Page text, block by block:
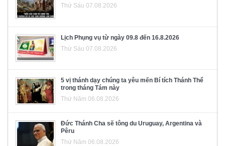
Thứ Sáu 07.08.2026
Lịch Phụng vụ từ ngày 09.8 đến 16.8.2026
Thứ Sáu 07.08.2026
5 vị thánh dạy chúng ta yêu mến Bí tích Thánh Thể
trong tháng Tám này
Thứ Năm 06.08.2026
Đức Thánh Cha sẽ tông du Uruguay, Argentina và
Pêru
Thứ Năm 06.08.2026